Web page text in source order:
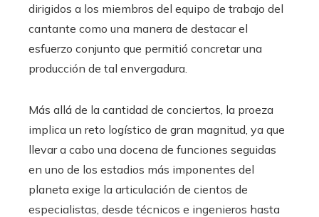
dirigidos a los miembros del equipo de trabajo del
cantante como una manera de destacar el
esfuerzo conjunto que permitió concretar una
producción de tal envergadura.
Más allá de la cantidad de conciertos, la proeza
implica un reto logístico de gran magnitud, ya que
llevar a cabo una docena de funciones seguidas
en uno de los estadios más imponentes del
planeta exige la articulación de cientos de
especialistas, desde técnicos e ingenieros hasta